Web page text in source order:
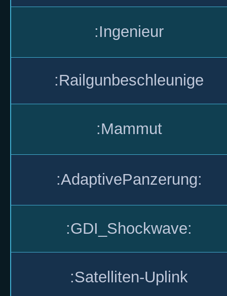
:Ingenieur
:Railgunbeschleunige
:Mammut
:AdaptivePanzerung:
:GDI_Shockwave:
:Satelliten-Uplink